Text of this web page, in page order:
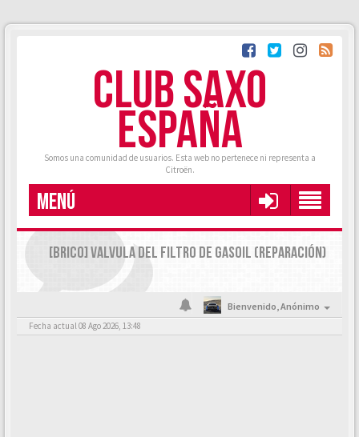
CLUB SAXO
ESPAÑA
Somos una comunidad de usuarios. Esta web no pertenece ni representa a
Citroën.
MENÚ
[BRICO] VALVULA DEL FILTRO DE GASOIL (REPARACIÓN)
Bienvenido,Anónimo
Fecha actual 08 Ago 2026, 13:48